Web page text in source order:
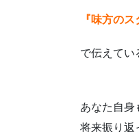
『味方のス
で伝えてい
あなた自身
将来振り返